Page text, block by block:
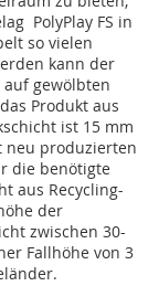
PolyPlay FS in
so vielen
kann der
gewölbten
Produkt aus
ist 15 mm
neu produzierten
die benötigte
aus Recycling-
der
zwischen 30-
Fallhöhe von 3